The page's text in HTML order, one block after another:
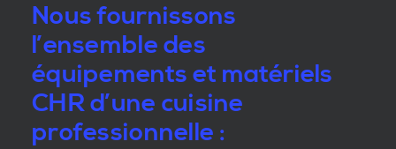
Nous fournissons
l’ensemble des
équipements et matériels
CHR d’une cuisine
professionnelle :